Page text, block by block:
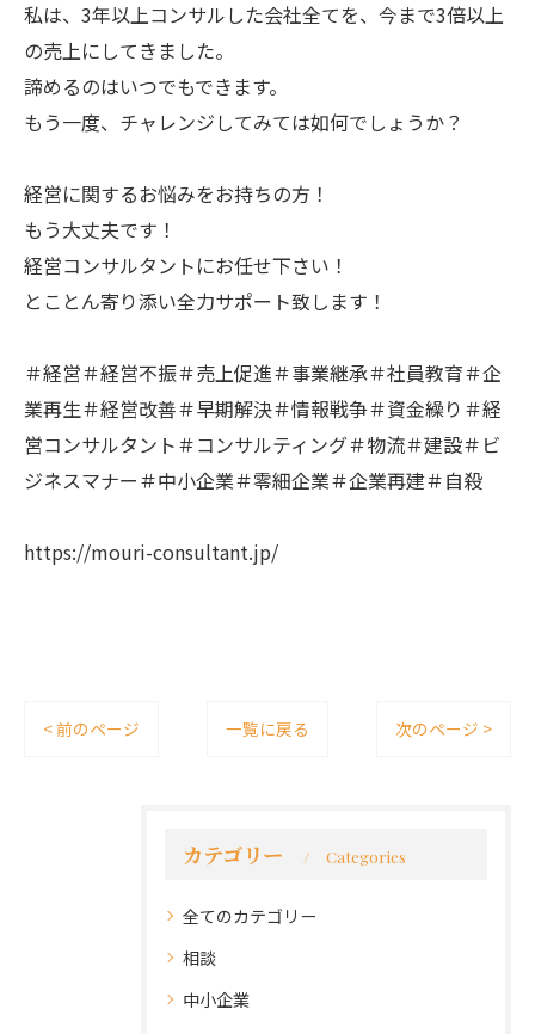
私は、3年以上コンサルした会社全てを、今まで3倍以上
の売上にしてきました。
諦めるのはいつでもできます。
もう一度、チャレンジしてみては如何でしょうか？
経営に関するお悩みをお持ちの方！
もう大丈夫です！
経営コンサルタントにお任せ下さい！
とことん寄り添い全力サポート致します！
＃経営＃経営不振＃売上促進＃事業継承＃社員教育＃企
業再生＃経営改善＃早期解決＃情報戦争＃資金繰り＃経
営コンサルタント＃コンサルティング＃物流＃建設＃ビ
ジネスマナー＃中小企業＃零細企業＃企業再建＃自殺
https://mouri-consultant.jp/
< 前のページ 一覧に戻る 次のページ >
カテゴリー Categories
全てのカテゴリー
相談
中小企業